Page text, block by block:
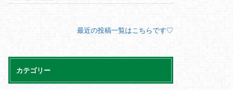
最近の投稿一覧はこちらです♡
カテゴリー